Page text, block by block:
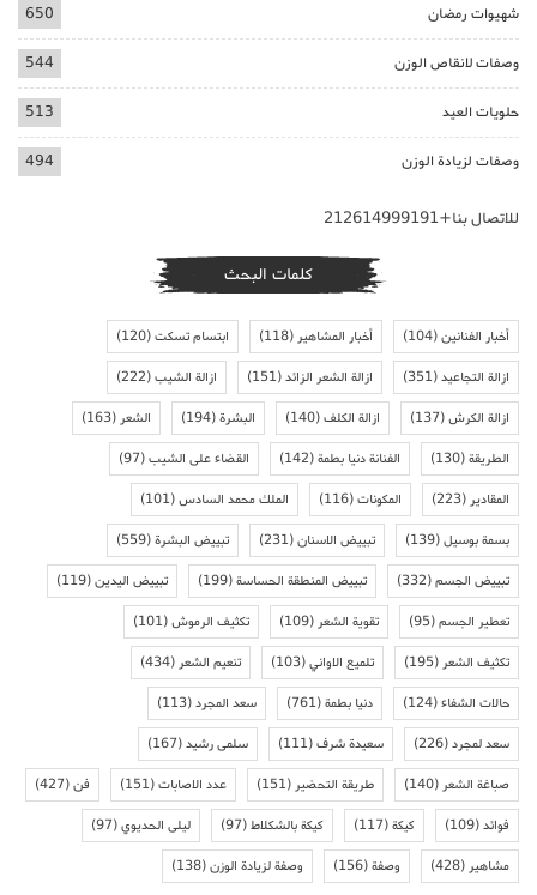
شهيوات رمضان 650
وصفات لانقاص الوزن 544
حلويات العيد 513
وصفات لزيادة الوزن 494
للاتصال بنا+212614999191
كلمات البحث
أخبار الفنانين(104) أخبار المشاهير(118) ابتسام تسكت(120)
ازالة التجاعيد(351) ازالة الشعر الزائد(151) ازالة الشيب(222)
ازالة الكرش(137) ازالة الكلف(140) البشرة(194) الشعر(163)
الطريقة(130) الفنانة دنيا بطمة(142) القضاء على الشيب(97)
المقادير(223) المكونات(116) الملك محمد السادس(101)
بسمة بوسيل(139) تبييض الاسنان(231) تبييض البشرة(559)
تبييض الجسم(332) تبييض المنطقة الحساسة(199) تبييض اليدين(119)
تعطير الجسم(95) تقوية الشعر(109) تكثيف الرموش(101)
تكثيف الشعر(195) تلميع الاواني(103) تنعيم الشعر(434)
حالات الشفاء(124) دنيا بطمة(761) سعد المجرد(113)
سعد لمجرد(226) سعيدة شرف(111) سلمى رشيد(167)
صباغة الشعر(140) طريقة التحضير(151) عدد الاصابات(151) فن(427)
فوائد(109) كيكة(117) كيكة بالشكلاط(97) ليلى الحديوي(97)
مشاهير(428) وصفة(156) وصفة لزيادة الوزن(138)